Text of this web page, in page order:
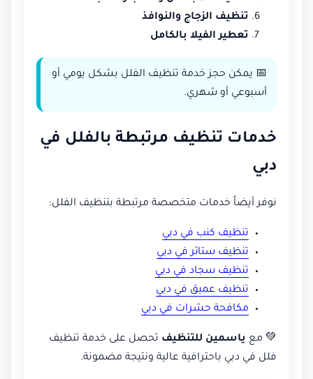
تنظيف الزجاج والنوافذ
تعطير الفيلا بالكامل
📅 يمكن حجز خدمة تنظيف الفلل بشكل يومي أو
أسبوعي أو شهري.
خدمات تنظيف مرتبطة بالفلل في
دبي
نوفر أيضاً خدمات متخصصة مرتبطة بتنظيف الفلل:
تنظيف كنب في دبي
تنظيف ستائر في دبي
تنظيف سجاد في دبي
تنظيف عميق في دبي
مكافحة حشرات في دبي
💚 مع ياسمين للتنظيف تحصل على خدمة تنظيف
فلل في دبي باحترافية عالية ونتيجة مضمونة.